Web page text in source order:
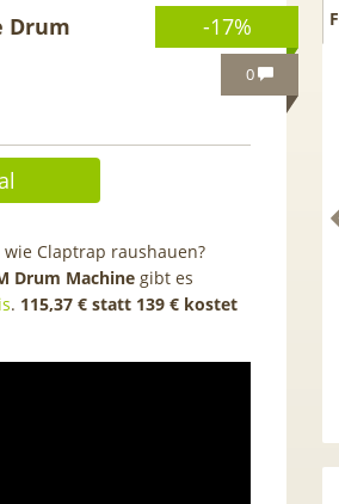
-17%
0
Drum
Claptrap raushauen?
Drum Machine gibt es
. 115,37 € statt 139 € kostet
Luftentfeuchten | 9.000